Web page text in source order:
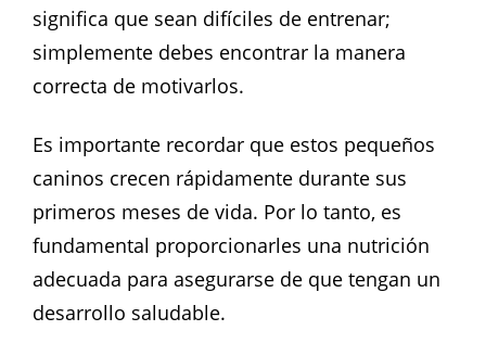
significa que sean difíciles de entrenar;
simplemente debes encontrar la manera
correcta de motivarlos.
Es importante recordar que estos pequeños
caninos crecen rápidamente durante sus
primeros meses de vida. Por lo tanto, es
fundamental proporcionarles una nutrición
adecuada para asegurarse de que tengan un
desarrollo saludable.